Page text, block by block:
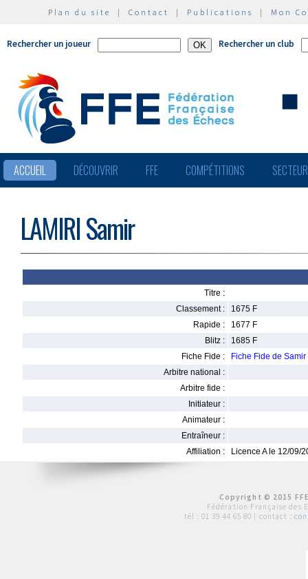
Plan du site | Contact | Publications | Mon
Rechercher un joueur Rechercher un club
ACCUEIL DÉCOUVRIR FFE COMPÉTITIONS
LAMIRI Samir
Titre :
Classement :
1675 F
Rapide :
1677 F
Blitz :
1685 F
Fiche Fide :
Fiche Fide de Samir
Arbitre national :
Arbitre fide :
Initiateur :
Animateur :
Entraîneur :
Affiliation :
Licence A le 12/09/
Copyright © 2015
Fédération Française des
tél : 01 39 44 65 80 | contact :